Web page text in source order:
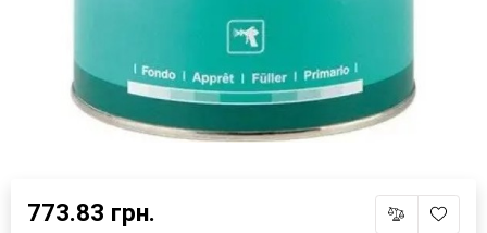
773.83 грн.